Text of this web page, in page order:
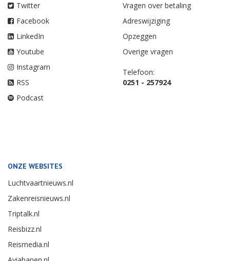
Twitter
Facebook
LinkedIn
Youtube
Instagram
RSS
Podcast
Vragen over betaling
Adreswijziging
Opzeggen
Overige vragen
Telefoon:
0251 - 257924
ONZE WEBSITES
Luchtvaartnieuws.nl
Zakenreisnieuws.nl
Triptalk.nl
Reisbizz.nl
Reismedia.nl